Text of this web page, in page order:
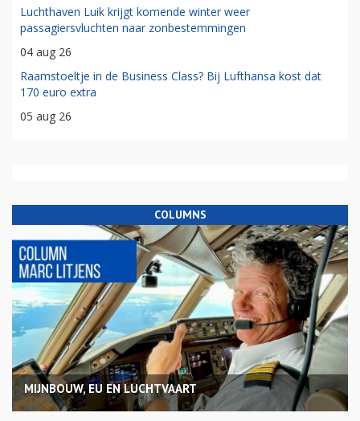
Luchthaven Luik krijgt komende winter weer
passagiersvluchten naar zonbestemmingen
04 aug 26
Raamstoeltje in de Business Class? Bij Lufthansa kost dat
170 euro extra
05 aug 26
COLUMNS
MIJNBOUW, EU EN LUCHTVAART